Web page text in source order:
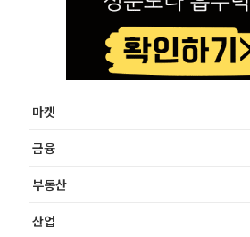
마켓
금융
부동산
산업